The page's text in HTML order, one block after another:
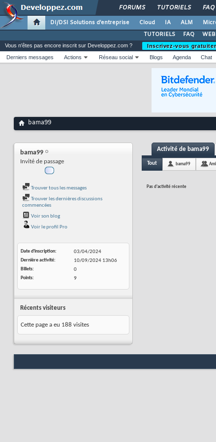
FORUMS TUTORIELS FAQ
DI/DSI Solutions d'entreprise Cloud IA ALM
TUTORIELS
FAQ
Vous n'êtes pas encore inscrit sur Developpez.com ?
Inscrivez-vous
Derniers messages
Actions Réseau social Blogs Agenda Chat
bama99
bama99
Invité de passage
Trouver tous les messages
Trouver les dernières discussions
commencées
Voir son blog
Voir le profil Pro
Date d'inscription
03/04/2024
Dernière activité
10/09/2024 13h06
Billets
0
Points
9
Récents visiteurs
Cette page a eu 188 visites
Activité de bama99
Tout bama99
Pas d'activité récente